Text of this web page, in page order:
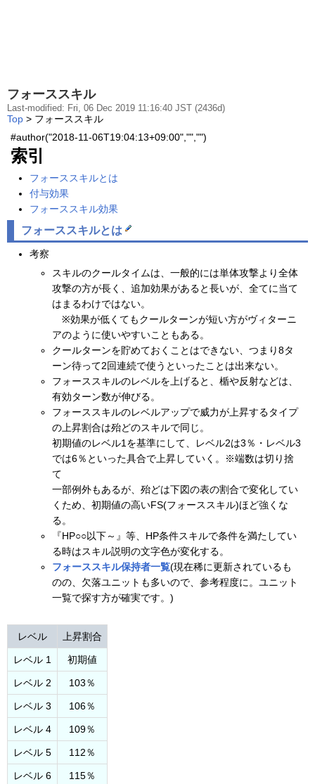
フォーススキル
Last-modified: Fri, 06 Dec 2019 11:16:40 JST (2436d)
Top > フォーススキル
#author("2018-11-06T19:04:13+09:00","","")
索引
フォーススキルとは
付与効果
フォーススキル効果
フォーススキルとは
考察
スキルのクールタイムは、一般的には単体攻撃より全体
攻撃の方が長く、追加効果があると長いが、全てに当て
はまるわけではない。
※効果が低くてもクールターンが短い方がヴィターニ
アのように使いやすいこともある。
クールターンを貯めておくことはできない、つまり8タ
ーン待って2回連続で使うといったことは出来ない。
フォーススキルのレベルを上げると、楯や反射などは、
有効ターン数が伸びる。
フォーススキルのレベルアップで威力が上昇するタイプ
の上昇割合は殆どのスキルで同じ。
初期値のレベル1を基準にして、レベル2は3％・レベル3
では6％といった具合で上昇していく。※端数は切り捨
て
一部例外もあるが、殆どは下図の表の割合で変化してい
くため、初期値の高いFS(フォーススキル)ほど強くな
る。
『HP○○以下～』等、HP条件スキルで条件を満たしてい
る時はスキル説明の文字色が変化する。
フォーススキル保持者一覧(現在稀に更新されているも
のの、欠落ユニットも多いので、参考程度に。ユニット
一覧で探す方が確実です。)
レベル 上昇割合
レベル 1 初期値
レベル 2 103％
レベル 3 106％
レベル 4 109％
レベル 5 112％
レベル 6 115％